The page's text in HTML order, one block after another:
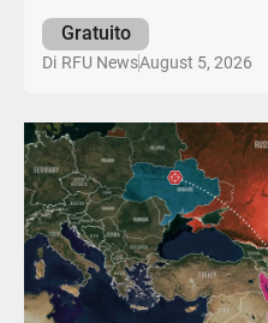
Gratuito
Di RFU NewsAugust 5, 2026